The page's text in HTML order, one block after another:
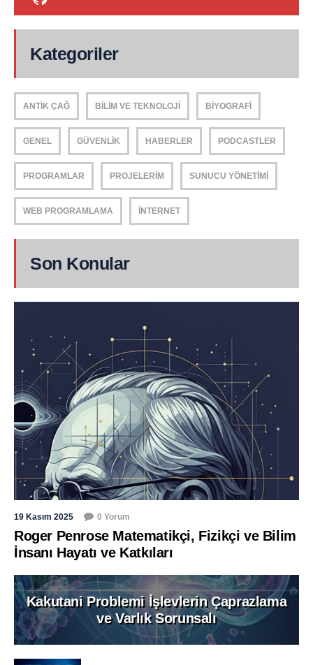
Kategoriler
ANTIK ÇAĞ BILIM VE TEKNOLOJI BIYOGRAFI
GENEL GÜVENLIK HABERLER PODCASTLER
PROGRAMLAR PROJELERIM SUNUCU YÖNETIMI
WEB PROGRAMLAMA İNTERNET
Son Konular
19 Kasım 2025 0 Yorum
Roger Penrose Matematikçi, Fizikçi ve Bilim
İnsanı Hayatı ve Katkıları
Kakutani Problemi İşlevlerin Çaprazlama
ve Varlık Sorunsalı